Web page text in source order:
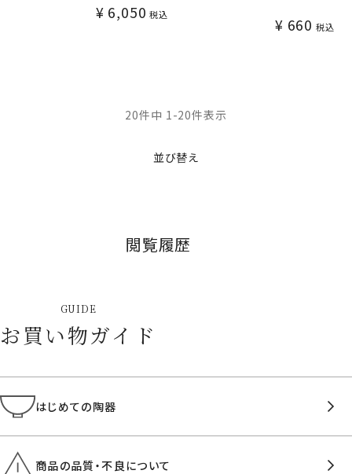
¥ 6,050 税込 ¥ 660 税込
並び替え
20件中 1 -20件表示
閲覧履歴
GUIDE
お買い物ガイド
はじめての陶器
商品の品質・不良について